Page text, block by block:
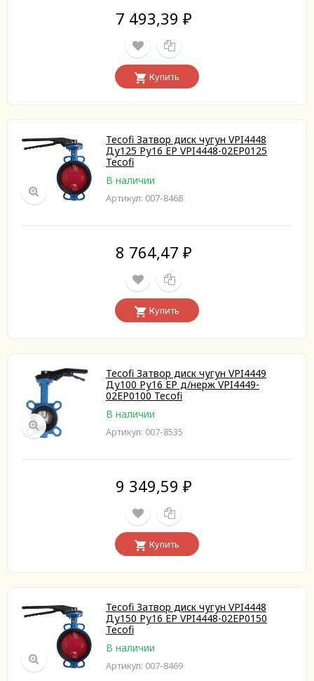
7 493,39 ₽
Купить
Tecofi Затвор диск чугун VPI4448
Ду125 Ру16 EP VPI4448-02EP0125
Tecofi
В наличии
Артикул: 007-8468
8 764,47 ₽
Купить
Tecofi Затвор диск чугун VPI4449
Ду100 Ру16 EP д/нерж VPI4449-
02EP0100 Tecofi
В наличии
Артикул: 007-8535
9 349,59 ₽
Купить
Tecofi Затвор диск чугун VPI4448
Ду150 Ру16 EP VPI4448-02EP0150
Tecofi
В наличии
Артикул: 007-8469